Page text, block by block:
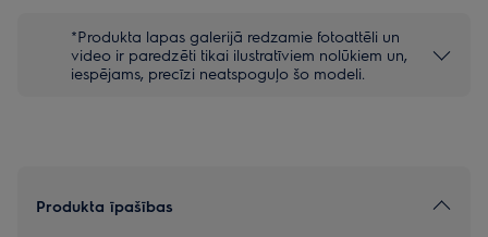
*Produkta lapas galerijā redzamie fotoattēli un
video ir paredzēti tikai ilustratīviem nolūkiem un,
iespējams, precīzi neatspoguļo šo modeli.
Produkta īpašības